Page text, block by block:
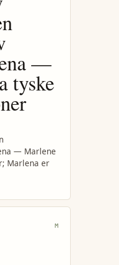
—
tyske
— Marlene
Marlena er
M